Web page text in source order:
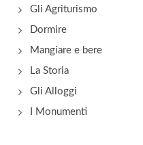
Gli Agriturismo
Dormire
Mangiare e bere
La Storia
Gli Alloggi
I Monumenti